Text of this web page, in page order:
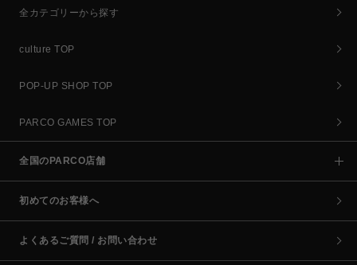
全カテゴリーから探す
culture TOP
POP-UP SHOP TOP
PARCO GAMES TOP
全国のPARCO店舗
初めてのお客様へ
よくあるご質問 / お問い合わせ